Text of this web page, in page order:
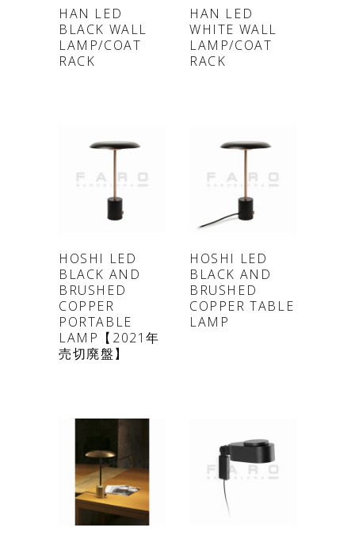
ONLINE
SHOP
HAN LED
BLACK WALL
LAMP/COAT
RACK
ONLINE
SHOP
HAN LED
WHITE WALL
LAMP/COAT
RACK
ONLINE
SHOP
HOSHI LED
BLACK AND
BRUSHED
COPPER
PORTABLE
LAMP【2021年
売切廃盤】
ONLINE
SHOP
HOSHI LED
BLACK AND
BRUSHED
COPPER TABLE
LAMP